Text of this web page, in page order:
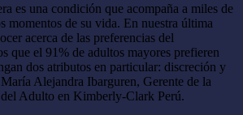
es una condición que acompaña a miles de
momentos de su vida. En nuestra última
acerca de las preferencias del
que el 91% de adultos mayores prefieren
dos atributos en particular: discreción y
Alejandra Ibarguren, Gerente de la
Adulto en Kimberly-Clark Perú.